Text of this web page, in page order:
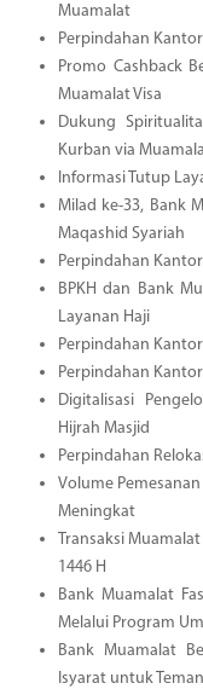
Muamalat
Perpindahan
Promo Cashback
Muamalat Visa
Dukung
Kurban via
Informasi Tutup
Milad ke-33, Bank
Maqashid Syariah
Perpindahan
BPKH dan Bank
Layanan Haji
Perpindahan
Perpindahan
Digitalisasi
Hijrah Masjid
Perpindahan
Volume
Meningkat
Transaksi
1446 H
Bank Muamalat
Melalui Program
Bank Muamalat
Isyarat untuk